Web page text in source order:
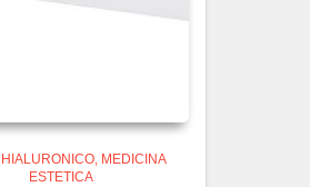
MEDICINA
ESTETICA